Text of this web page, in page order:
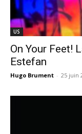
US
On Your Feet!
Estefan
Hugo Brument - 25 juin